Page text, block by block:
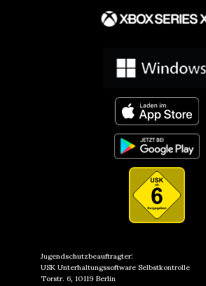
Jugendschutzbeauftragter:
USK Unterhaltungssoftware Selbstkontrolle
Torstr. 6, 10119 Berlin